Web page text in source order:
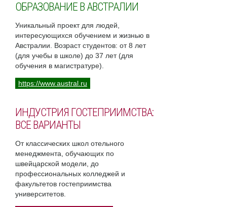
ОБРАЗОВАНИЕ В АВСТРАЛИИ
Уникальный проект для людей,
интересующихся обучением и жизнью в
Австралии. Возраст студентов: от 8 лет
(для учебы в школе) до 37 лет (для
обучения в магистратуре).
https://www.austral.ru
ИНДУСТРИЯ ГОСТЕПРИИМСТВА:
ВСЕ ВАРИАНТЫ
От классических школ отельного
менеджмента, обучающих по
швейцарской модели, до
профессиональных колледжей и
факультетов гостеприимства
университетов.